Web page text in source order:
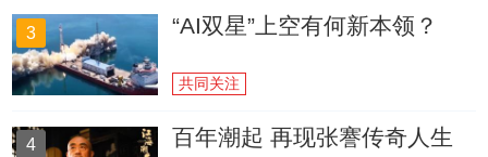
3 “AI双星”上空有何新本领？
共同关注
4 百年潮起 再现张謇传奇人生